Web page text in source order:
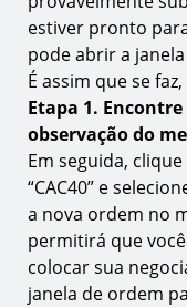
estiver pronto
pode abrir a
É assim que se
Etapa 1. Encontre
observação do
Em seguida,
“CAC40” e
a nova ordem no
permitirá que
colocar sua
janela de ordem